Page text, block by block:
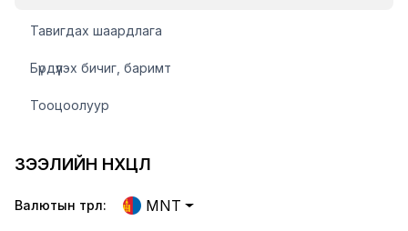
Тавигдах шаардлага
Бүрдүүлэх бичиг, баримт
Тооцоолуур
ЗЭЭЛИЙН НӨХЦӨЛ
Валютын төрөл: MNT